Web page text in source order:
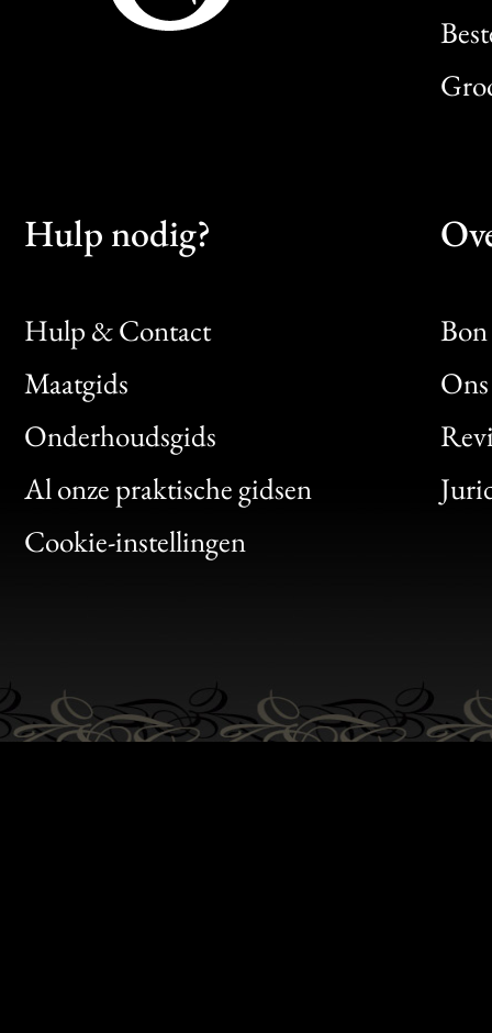
Hulp nodig?
Hulp & Contact
Maatgids
Onderhoudsgids
Al onze praktische gidsen
Cookie-instellingen
Bon
Clic